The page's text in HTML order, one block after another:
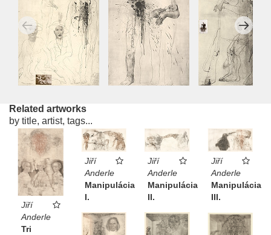
Related artworks
by title, artist, tags...
Jiří
Anderle
Tri
Jiří
Anderle
Manipulácia
I.
Jiří
Anderle
Manipulácia
II.
Jiří
Anderle
Manipulácia
III.